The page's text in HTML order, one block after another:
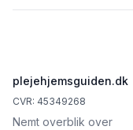
plejehjemsguiden.dk
CVR: 45349268
Nemt overblik over